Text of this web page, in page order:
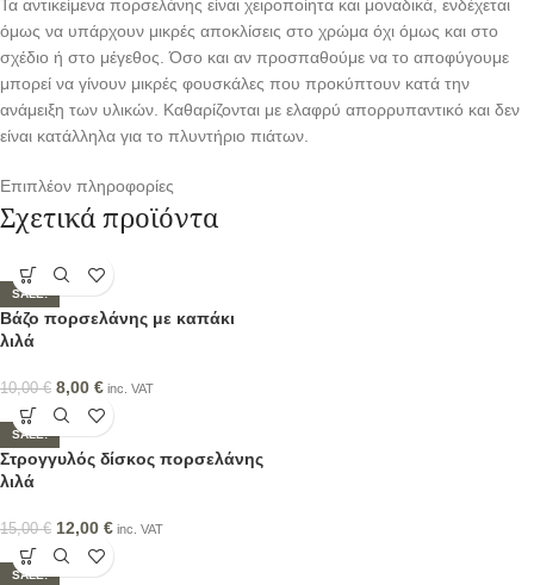
Τα αντικείμενα πορσελάνης είναι χειροποίητα και μοναδικά, ενδέχεται
όμως να υπάρχουν μικρές αποκλίσεις στο χρώμα όχι όμως και στο
σχέδιο ή στο μέγεθος. Όσο και αν προσπαθούμε να το αποφύγουμε
μπορεί να γίνουν μικρές φουσκάλες που προκύπτουν κατά την
ανάμειξη των υλικών. Καθαρίζονται με ελαφρύ απορρυπαντικό και δεν
είναι κατάλληλα για το πλυντήριο πιάτων.
Επιπλέον πληροφορίες
Σχετικά προϊόντα
SALE!
Βάζο πορσελάνης με καπάκι
λιλά
10,00€ 8,00 € inc. VAT
SALE!
Στρογγυλός δίσκος πορσελάνης
λιλά
15,00€ 12,00 € inc. VAT
SALE!